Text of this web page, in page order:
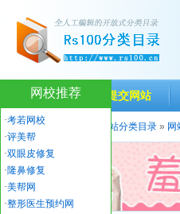
网站首页 提交网站
当前位置： 人生一百网站分类目录 » 网
网校推荐
·考若网校
·评美帮
·双眼皮修复
·隆鼻修复
·美帮网
·整形医生预约网